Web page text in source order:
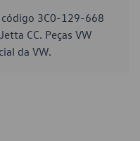
3C0-129-668
CC. Peças VW
da VW.